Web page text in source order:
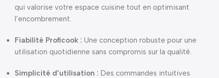
qui valorise votre espace cuisine tout en optimisant
l’encombrement.
Fiabilité Proficook : Une conception robuste pour une
utilisation quotidienne sans compromis sur la qualité.
Simplicité d’utilisation : Des commandes intuitives